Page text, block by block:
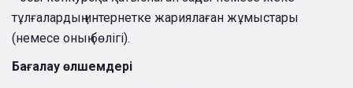
тұлғалардың интернетке жариялаған жұмыстары
(немесе оның бөлігі).
Бағалау өлшемдері